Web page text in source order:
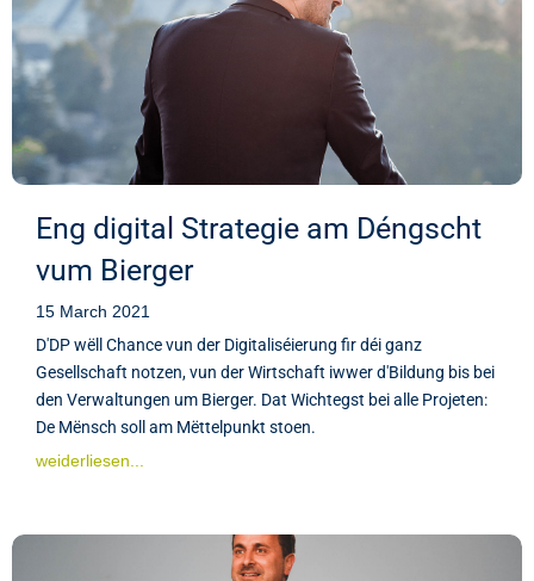
Eng digital Strategie am Déngscht
vum Bierger
15 March 2021
D'DP wëll Chance vun der Digitaliséierung fir déi ganz
Gesellschaft notzen, vun der Wirtschaft iwwer d'Bildung bis bei
den Verwaltungen um Bierger. Dat Wichtegst bei alle Projeten:
De Mënsch soll am Mëttelpunkt stoen.
weiderliesen...